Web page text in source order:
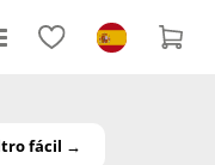
fácil →